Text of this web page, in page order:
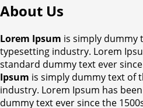
About Us
Lorem Ipsum is simply dummy
typesetting industry. Lorem
standard dummy text ever
Ipsum is simply dummy text of
industry. Lorem Ipsum has
dummy text ever since the